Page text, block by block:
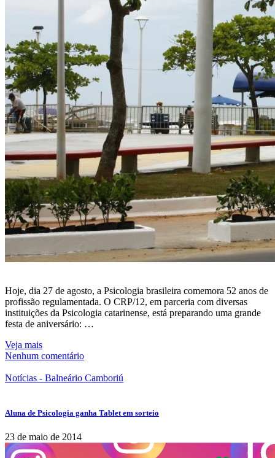
Hoje, dia 27 de agosto, a Psicologia brasileira comemora 52 anos de
profissão regulamentada. O CRP/12, em parceria com diversas
instituições da Psicologia catarinense, está preparando uma grande
festa de aniversário: …
Veja mais
Nenhum comentário
Notícias - Balneário Camboriú
Aluna de Psicologia ganha Tablet em sorteio
23 de maio de 2014